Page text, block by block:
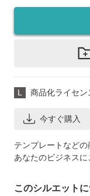
L 商品化ライセン
今すぐ購入
テンプレートなどの
あなたのビジネスに
このシルエット